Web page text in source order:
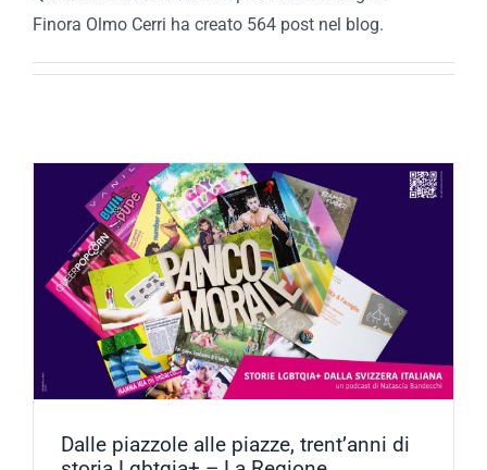
Finora Olmo Cerri ha creato 564 post nel blog.
Dalle piazzole alle piazze, trent’anni di